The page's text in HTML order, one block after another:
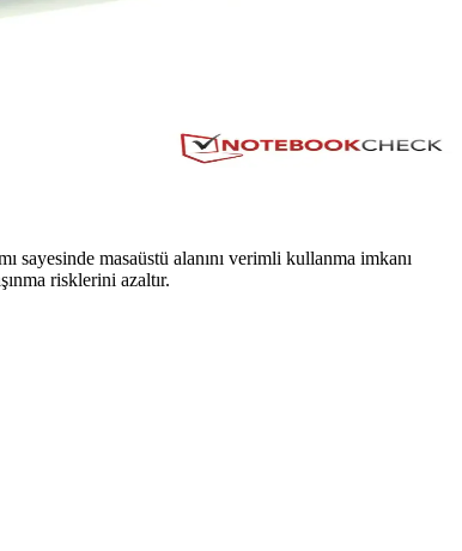
uygun çözümler sunar.
sayesinde masaüstü alanını verimli kullanma imkanı
risklerini azaltır.